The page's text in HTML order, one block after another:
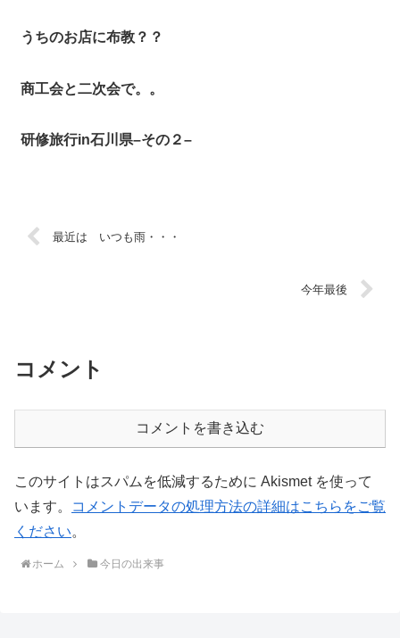
うちのお店に布教？？
商工会と二次会で。。
研修旅行in石川県–その２–
最近は いつも雨・・・
今年最後
コメント
コメントを書き込む
このサイトはスパムを低減するために Akismet を使って
います。
コメントデータの処理方法の詳細はこちらをご覧
ください。
ホーム 今日の出来事